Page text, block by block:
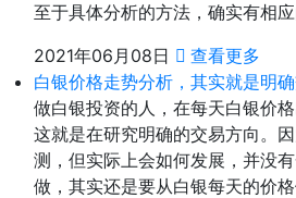
至于具体分析的方法，确实有相
2021年06月08日
查看更多
白银价格走势分析，其实就是明
做白银投资的人，在每天白银价
这就是在研究明确的交易方向。
测，但实际上会如何发展，并没
做，其实还是要从白银每天的价